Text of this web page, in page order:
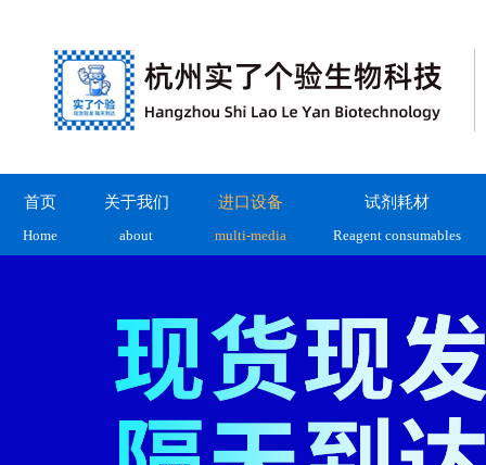
首页
Home
关于我们
about
进口设备
multi-media
试剂耗材
Reagent consumables